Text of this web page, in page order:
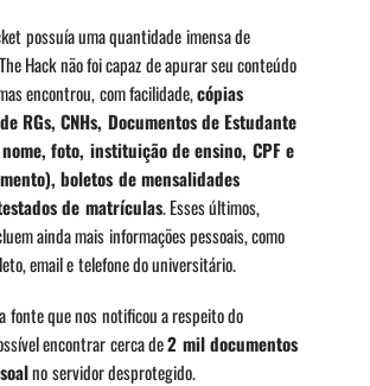
possuía uma quantidade imensa de
Hack não foi capaz de apurar seu conteúdo
encontrou, com facilidade,cópias
RGs, CNHs, Documentos de Estudante
foto, instituição de ensino, CPF e
boletos de mensalidades
de matrículas. Esses últimos,
ainda mais informações pessoais, como
email e telefone do universitário.
fonte que nos notificou a respeito do
encontrar cerca de2 mil documentos
no servidor desprotegido.